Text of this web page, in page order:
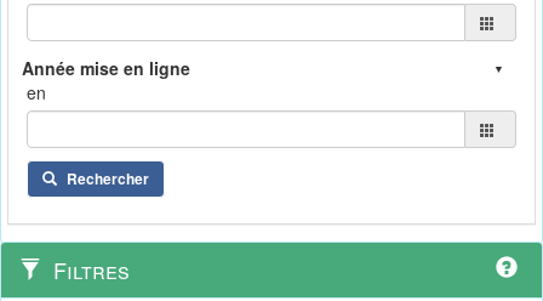
en
Rechercher
Filtres